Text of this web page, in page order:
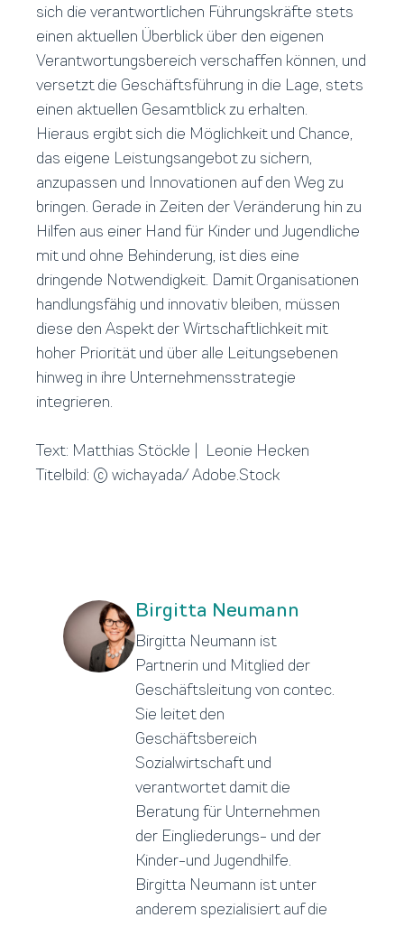
sich die verantwortlichen Führungskräfte stets
einen aktuellen Überblick über den eigenen
Verantwortungsbereich verschaffen können, und
versetzt die Geschäftsführung in die Lage, stets
einen aktuellen Gesamtblick zu erhalten.
Hieraus ergibt sich die Möglichkeit und Chance,
das eigene Leistungsangebot zu sichern,
anzupassen und Innovationen auf den Weg zu
bringen. Gerade in Zeiten der Veränderung hin zu
Hilfen aus einer Hand für Kinder und Jugendliche
mit und ohne Behinderung, ist dies eine
dringende Notwendigkeit. Damit Organisationen
handlungsfähig und innovativ bleiben, müssen
diese den Aspekt der Wirtschaftlichkeit mit
hoher Priorität und über alle Leitungsebenen
hinweg in ihre Unternehmensstrategie
integrieren.
Text: Matthias Stöckle | Leonie Hecken
Titelbild: © wichayada/ Adobe.Stock
Birgitta Neumann
Birgitta Neumann ist
Partnerin und Mitglied der
Geschäftsleitung von contec.
Sie leitet den
Geschäftsbereich
Sozialwirtschaft und
verantwortet damit die
Beratung für Unternehmen
der Eingliederungs- und der
Kinder-und Jugendhilfe.
Birgitta Neumann ist unter
anderem spezialisiert auf die